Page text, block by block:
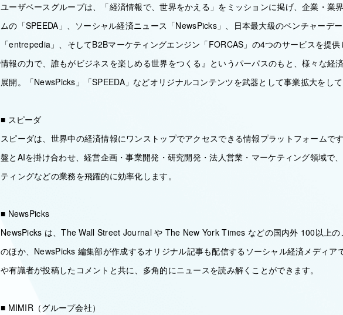
ユーザベースグループは、「経済情報で、世界をかえる」をミッションに掲げ、企業・業
ムの「SPEEDA」、ソーシャル経済ニュース「NewsPicks」、日本最大級のベンチャーデ
「entrepedia」、そしてB2Bマーケティングエンジン「FORCAS」の4つのサービスを提
情報の力で、誰もがビジネスを楽しめる世界をつくる』というパーパスのもと、様々な経
展開。「NewsPicks」「SPEEDA」などオリジナルコンテンツを武器として事業拡大をし
■ スピーダ
スピーダは、世界中の経済情報にワンストップでアクセスできる情報プラットフォームで
盤とAIを掛け合わせ、経営企画・事業開発・研究開発・法人営業・マーケティング領域で
ティングなどの業務を飛躍的に効率化します。
■ NewsPicks
NewsPicks は、The Wall Street Journal や The New York Times などの国内外 100以上の
のほか、NewsPicks 編集部が作成するオリジナル記事も配信するソーシャル経済メディア
や有識者が投稿したコメントと共に、多角的にニュースを読み解くことができます。
■ MIMIR（グループ会社）